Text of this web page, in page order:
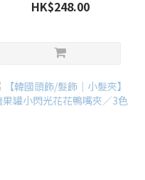
HK$248.00